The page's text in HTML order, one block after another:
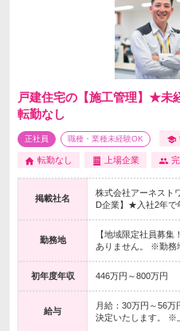
戸建住宅の【施工管理】★
転勤なし
正社員 職種・業種未経験OK
転勤なし 上場企業
掲載社名
株式会社アーネスト
D企業】★入社2年で
勤務地
【地域限定社員募
ありません。 ※勤務
初年度年収 446万円～800万円
給与
月給：30万円～56
決定いたします。 ※